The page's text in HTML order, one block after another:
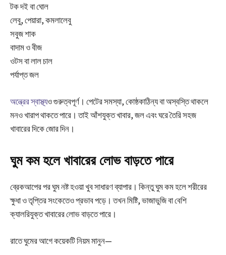
টক দই বা ঘোল
লেবু, পেয়ারা, কমলালেবু
সবুজ শাক
বাদাম ও বীজ
ওটস বা লাল চাল
পর্যাপ্ত জল
অন্ত্রের স্বাস্থ্যও গুরুত্বপূর্ণ। পেটের সমস্যা, কোষ্ঠকাঠিন্য বা অস্বস্তি থাকলে
মনও খারাপ থাকতে পারে। তাই আঁশযুক্ত খাবার, জল এবং ঘরে তৈরি সহজ
খাবারের দিকে জোর দিন।
ঘুম কম হলে খাবারের লোভ বাড়তে পারে
ব্রেকআপের পর ঘুম নষ্ট হওয়া খুব সাধারণ ব্যাপার। কিন্তু ঘুম কম হলে শরীরের
ক্ষুধা ও তৃপ্তির সংকেতেও প্রভাব পড়ে। তখন মিষ্টি, ভাজাভুজি বা বেশি
ক্যালরিযুক্ত খাবারের লোভ বাড়তে পারে।
রাতে ঘুমের আগে কয়েকটি নিয়ম মানুন—